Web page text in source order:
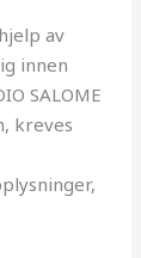
av
innen
SALOME
kreves